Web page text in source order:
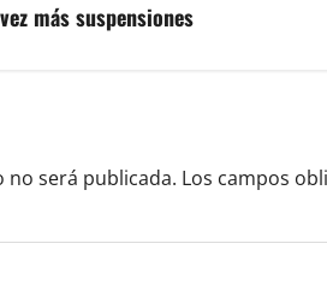
más suspensiones
será publicada. Los campos